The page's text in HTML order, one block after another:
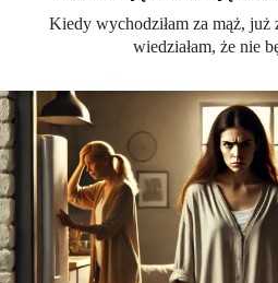
Kiedy wychodziłam za mąż, już
wiedziałam, że nie